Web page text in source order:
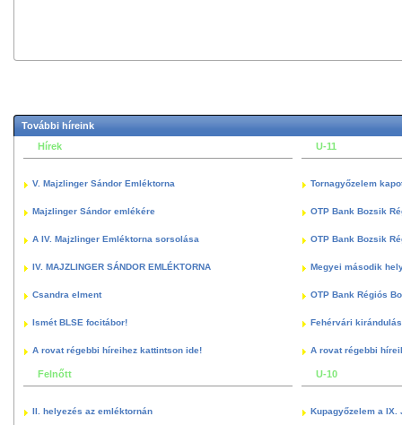
További híreink
Hírek
V. Majzlinger Sándor Emléktorna
Majzlinger Sándor emlékére
A IV. Majzlinger Emléktorna sorsolása
IV. MAJZLINGER SÁNDOR EMLÉKTORNA
Csandra elment
Ismét BLSE focitábor!
A rovat régebbi híreihez kattintson ide!
Felnőtt
II. helyezés az emléktornán
U-11
Tornagyőzelem
OTP Bank Bozsik
OTP Bank Bozsik
Megyei második
OTP Bank Régiós
Fehérvári kirándulás
A rovat régebbi
U-10
Kupagyőzelem a